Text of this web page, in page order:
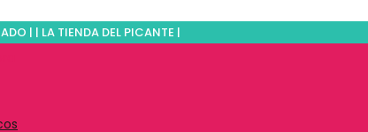
| | LA TIENDA DEL PICANTE |